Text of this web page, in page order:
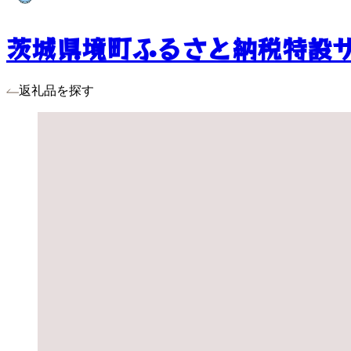
茨城県境町ふるさと納税特設
返礼品を探す